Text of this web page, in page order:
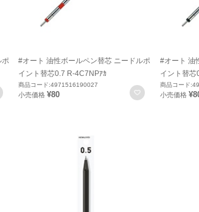
お気に入りに登録
#オート 油性ボールペン替芯 ニードルポ
イント替芯0.7 R-4C7NPｱｶ
商品コード:4971516190027
小売価格 ¥80 お気に入りに登
#オート 油
イント替芯
商品コード
小売価格